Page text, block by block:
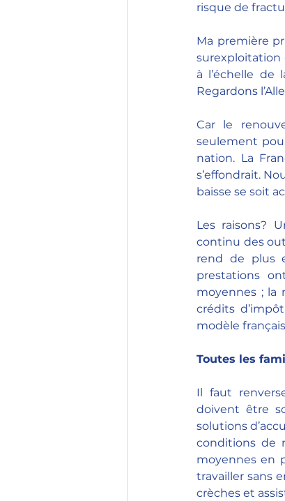
risque de
Ma première
surexploitation
à l’échelle de
Regardons
Car le
seulement
nation. La
s’effondrait.
baisse se soit
Les raisons?
continu des
rend de plus
prestations
moyennes ; la
crédits
modèle
Toutes les
Il faut
doivent être
solutions
conditions de
moyennes en
travailler sans
crèches et